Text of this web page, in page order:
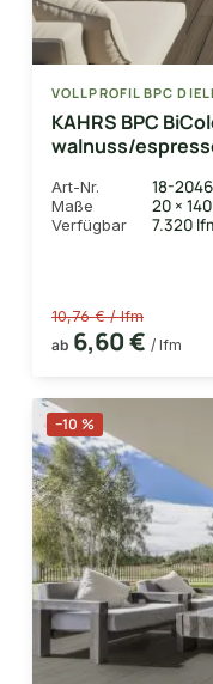
VOLLPROFIL BPC
KAHRS BPC
walnuss/
Art-Nr. 18-
Maße 20 ×
Verfügbar 7.320
10,76 € / lfm
ab 6,60 € / lfm
−10 %